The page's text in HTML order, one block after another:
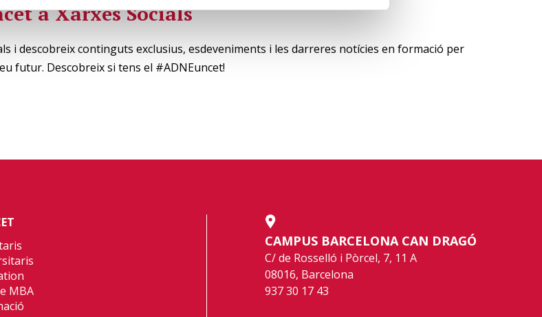
a Xarxes Socials
i descobreix continguts exclusius, esdeveniments i les darreres notícies en formació per
futur. Descobreix si tens el #ADNEuncet!
MBA
CAMPUS BARCELONA CAN DRAGÓ
C/ de Rosselló i Pòrcel, 7, 11 A
08016, Barcelona
937 30 17 43